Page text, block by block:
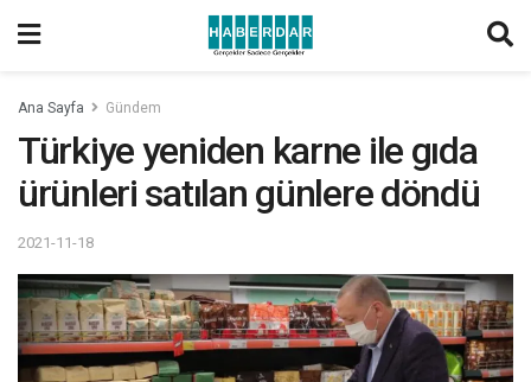
Ana Sayfa Gündem
Türkiye yeniden karne ile gıda
ürünleri satılan günlere döndü
2021-11-18